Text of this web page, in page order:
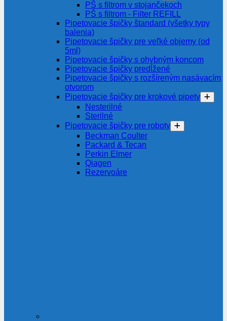
PŠ s filtrom v stojančekoch
PŠ s filtrom - Filter REFILL
Pipetovacie špičky štandard (všetky typy
balenia)
Pipetovacie špičky pre veľké objemy (od
5ml)
Pipetovacie špičky s ohybným koncom
Pipetovacie špičky predĺžené
Pipetovacie špičky s rozšíreným nasávacím
otvorom
Pipetovacie špičky pre krokové pipety
Nesterilné
Sterilné
Pipetovacie špičky pre roboty
Beckman Coulter
Packard & Tecan
Perkin Elmer
Qiagen
Rezervoáre